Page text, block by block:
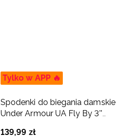
Tylko w APP 🔥
Spodenki do biegania damskie
Under Armour UA Fly By 3''
139,99 zł